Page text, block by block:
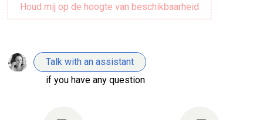
Talk with an assistant
if you have any question